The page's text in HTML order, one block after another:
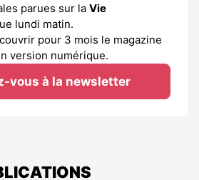
parues sur la Vie
lundi matin.
pour 3 mois le magazine
version numérique.
vous à la newsletter